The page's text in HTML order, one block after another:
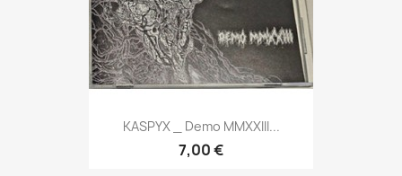
KASPYX _ Demo MMXXIII...
7,00 €